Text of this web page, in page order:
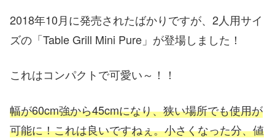
2018年10月に発売されたばかりですが、2人用サイ
ズの「Table Grill Mini Pure」が登場しました！
これはコンパクトで可愛い～！！
幅が60cm強から45cmになり、狭い場所でも使用が
可能に！これは良いですねぇ。小さくなった分、値